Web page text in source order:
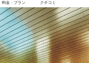
料金・プラン クチコミ